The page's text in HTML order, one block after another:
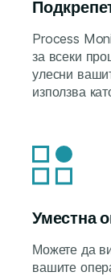
Process
за всеки
улесни
използва
Уместна
Можете да
вашите